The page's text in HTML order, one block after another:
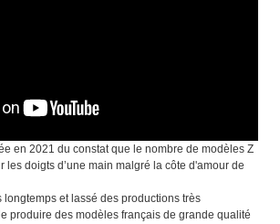
en 2021 du constat que le nombre de modèles Z
les doigts d’une main malgré la côte d'amour de
longtemps et lassé des productions très
produire des modèles français de grande qualité